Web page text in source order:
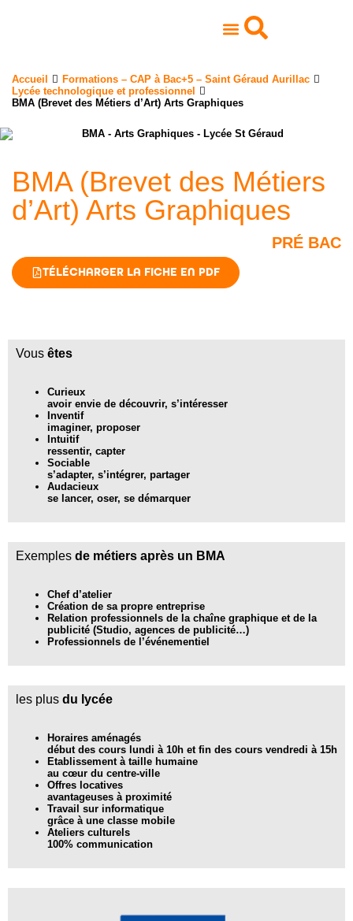
Accueil
Formations – CAP à Bac+5 – Saint Géraud Aurillac
Lycée technologique et professionnel
BMA (Brevet des Métiers d’Art) Arts Graphiques
BMA (Brevet des Métiers
d’Art) Arts Graphiques
PRÉ BAC
TÉLÉCHARGER LA FICHE EN PDF
Vous êtes
Curieux
avoir envie de découvrir, s’intéresser
Inventif
imaginer, proposer
Intuitif
ressentir, capter
Sociable
s’adapter, s’intégrer, partager
Audacieux
se lancer, oser, se démarquer
Exemples de métiers après un BMA
Chef d’atelier
Création de sa propre entreprise
Relation professionnels de la chaîne graphique et de la
publicité (Studio, agences de publicité…)
Professionnels de l’événementiel
les plus du lycée
Horaires aménagés
début des cours lundi à 10h et fin des cours vendredi à 15h
Etablissement à taille humaine
au cœur du centre-ville
Offres locatives
avantageuses à proximité
Travail sur informatique
grâce à une classe mobile
Ateliers culturels
100% communication